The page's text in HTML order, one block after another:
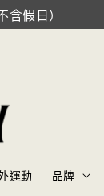
假日）
運動 品牌